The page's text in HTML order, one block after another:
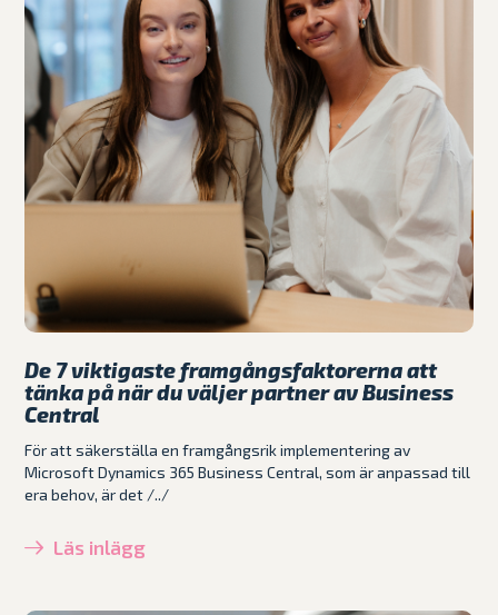
De 7 viktigaste framgångsfaktorerna att
tänka på när du väljer partner av Business
Central
För att säkerställa en framgångsrik implementering av
Microsoft Dynamics 365 Business Central, som är anpassad till
era behov, är det /../
Läs inlägg